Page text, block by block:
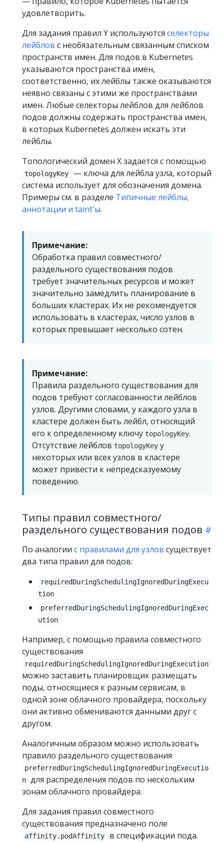
удовлетворить.
Для задания правил Y используются селекторы
лейблов с необязательным связанным списком
пространств имен. Для подов в Kubernetes
указываются пространства имен,
соответственно, их лейблы также оказываются
неявно связаны с этими же пространствами
имен. Любые селекторы лейблов для лейблов
подов должны содержать пространства имен,
в которых Kubernetes должен искать эти
лейблы.
Топологический домен X задается с помощью
topologyKey
— ключа для лейбла узла, который
система использует для обозначения домена.
Примеры см. в разделе Типичные лейблы,
аннотации и taint'ы.
Примечание:
Обработка правил совместного/
раздельного существования подов
требует значительных ресурсов и может
значительно замедлить планирование в
больших кластерах. Их не рекомендуется
использовать в кластерах, число узлов в
которых превышает несколько сотен.
Примечание:
Правила раздельного существования для
подов требуют согласованности лейблов
узлов. Другими словами, у каждого узла в
кластере должен быть лейбл, относящий
его к определенному ключу topologyKey.
Отсутствие лейблов topologyKey у
некоторых или всех узлов в кластере
может привести к непредсказуемому
поведению.
Типы правил совместного/
раздельного существования подов
По аналогии c правилами для узлов существует
два типа правил для подов:
requiredDuringSchedulingIgnoredDuringExecu
tion
preferredDuringSchedulingIgnoredDuringExec
ution
Например, с помощью правила совместного
существования
requiredDuringSchedulingIgnoredDuringExecution
можно заставить планировщик размещать
поды, относящиеся к разным сервисам, в
одной зоне облачного провайдера, поскольку
они активно обмениваются данными друг с
другом.
Аналогичным образом можно использовать
правило раздельного существования
preferredDuringSchedulingIgnoredDuringExecutio
n для распределения подов по нескольким
зонам облачного провайдера.
Для задания правил совместного
существования предназначено поле
affinity.podAffinity
в спецификации пода.